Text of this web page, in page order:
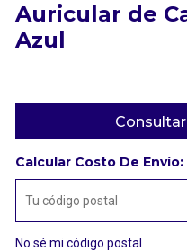
Auricular de
Azul
Calcular Costo De Envío:
No sé mi código postal